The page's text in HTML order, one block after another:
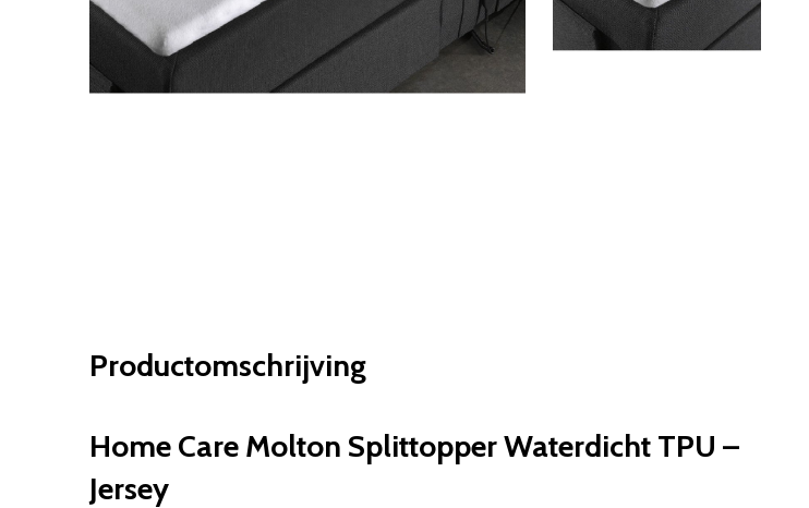
Productomschrijving
Home Care Molton Splittopper Waterdicht TPU –
Jersey